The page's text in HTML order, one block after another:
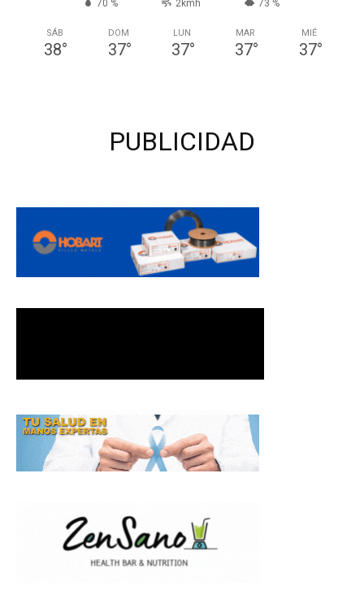
70 % 2kmh 73 %
SÁB
38°
DOM
37°
LUN
37°
MAR
37°
MIÉ
37°
PUBLICIDAD